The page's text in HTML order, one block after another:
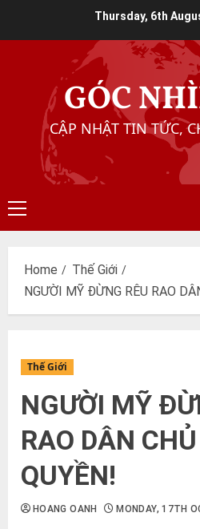
Thursday, 6th
GÓC
CẬP NHẬT TIN TỨC,
Primary
Menu
Home
Thế Giới
NGƯỜI MỸ ĐỪNG RÊU RAO
Thế Giới
NGƯỜI MỸ
RAO DÂN
QUYỀN!
HOANG OANH MONDAY, 17TH